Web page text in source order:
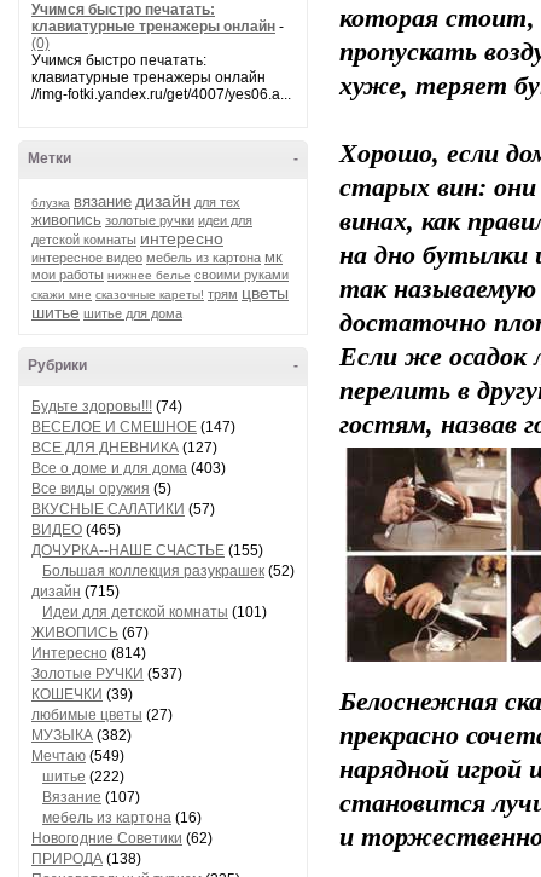
Учимся быстро печатать:
клавиатурные тренажеры онлайн -
(0)
Учимся быстро печатать:
клавиатурные тренажеры онлайн
//img-fotki.yandex.ru/get/4007/yes06.a...
-
Метки
блузка вязание дизайн для тех
живопись золотые ручки идеи для
детской комнаты интересно
интересное видео мебель из картона мк
мои работы нижнее белье своими руками
скажи мне сказочные кареты! трям цветы
шитье шитье для дома
-
Рубрики
Будьте здоровы!!! (74)
ВЕСЕЛОЕ И СМЕШНОЕ (147)
ВСЕ ДЛЯ ДНЕВНИКА (127)
Все о доме и для дома (403)
Все виды оружия (5)
ВКУСНЫЕ САЛАТИКИ (57)
ВИДЕО (465)
ДОЧУРКА--НАШЕ СЧАСТЬЕ (155)
Большая коллекция разукрашек (52)
дизайн (715)
Идеи для детской комнаты (101)
ЖИВОПИСЬ (67)
Интересно (814)
Золотые РУЧКИ (537)
КОШЕЧКИ (39)
любимые цветы (27)
МУЗЫКА (382)
Мечтаю (549)
шитье (222)
Вязание (107)
мебель из картона (16)
Новогодние Советики (62)
ПРИРОДА (138)
которая стоит,
пропускать
хуже, теряет
Хорошо, если
старых вин: они
винах, как
на дно бутылки
так
достаточно
Если же осадок
перелить в
гостям, назвав
Белоснежная
прекрасно
нарядной игрой
становится
и